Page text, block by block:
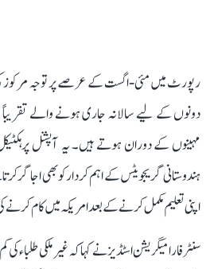
رپورٹ میں مئی-اگست کے عرصے پر توجہ مرکوز
دونوں کے لیے سالانہ جاری ہونے والے تقریباً
ہندوستانی گریجویٹس کے اہم کردار کو بھی اجاگر
اپنی تعلیم مکمل کرنے کے بعد امریکہ میں کام
سنٹر فار امیگریشن اسٹڈیز نے کہا کہ غیر ملکی طلباء